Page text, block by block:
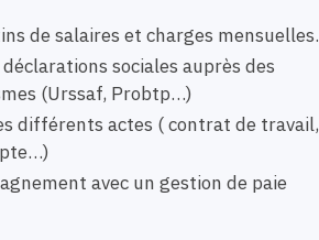
de salaires et charges mensuelles.
sociales auprès des
(Urssaf, Probtp…)
différents actes ( contrat de travail,
avec un gestion de paie